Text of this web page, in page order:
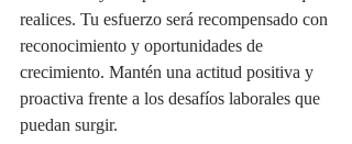
realices. Tu esfuerzo será recompensado con
reconocimiento y oportunidades de
crecimiento. Mantén una actitud positiva y
proactiva frente a los desafíos laborales que
puedan surgir.